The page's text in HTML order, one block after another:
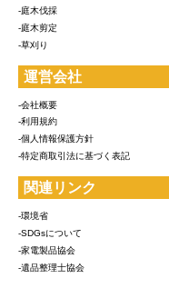
-庭木伐採
-庭木剪定
-草刈り
運営会社
-会社概要
-利用規約
-個人情報保護方針
-特定商取引法に基づく表記
関連リンク
-環境省
-SDGsについて
-家電製品協会
-遺品整理士協会